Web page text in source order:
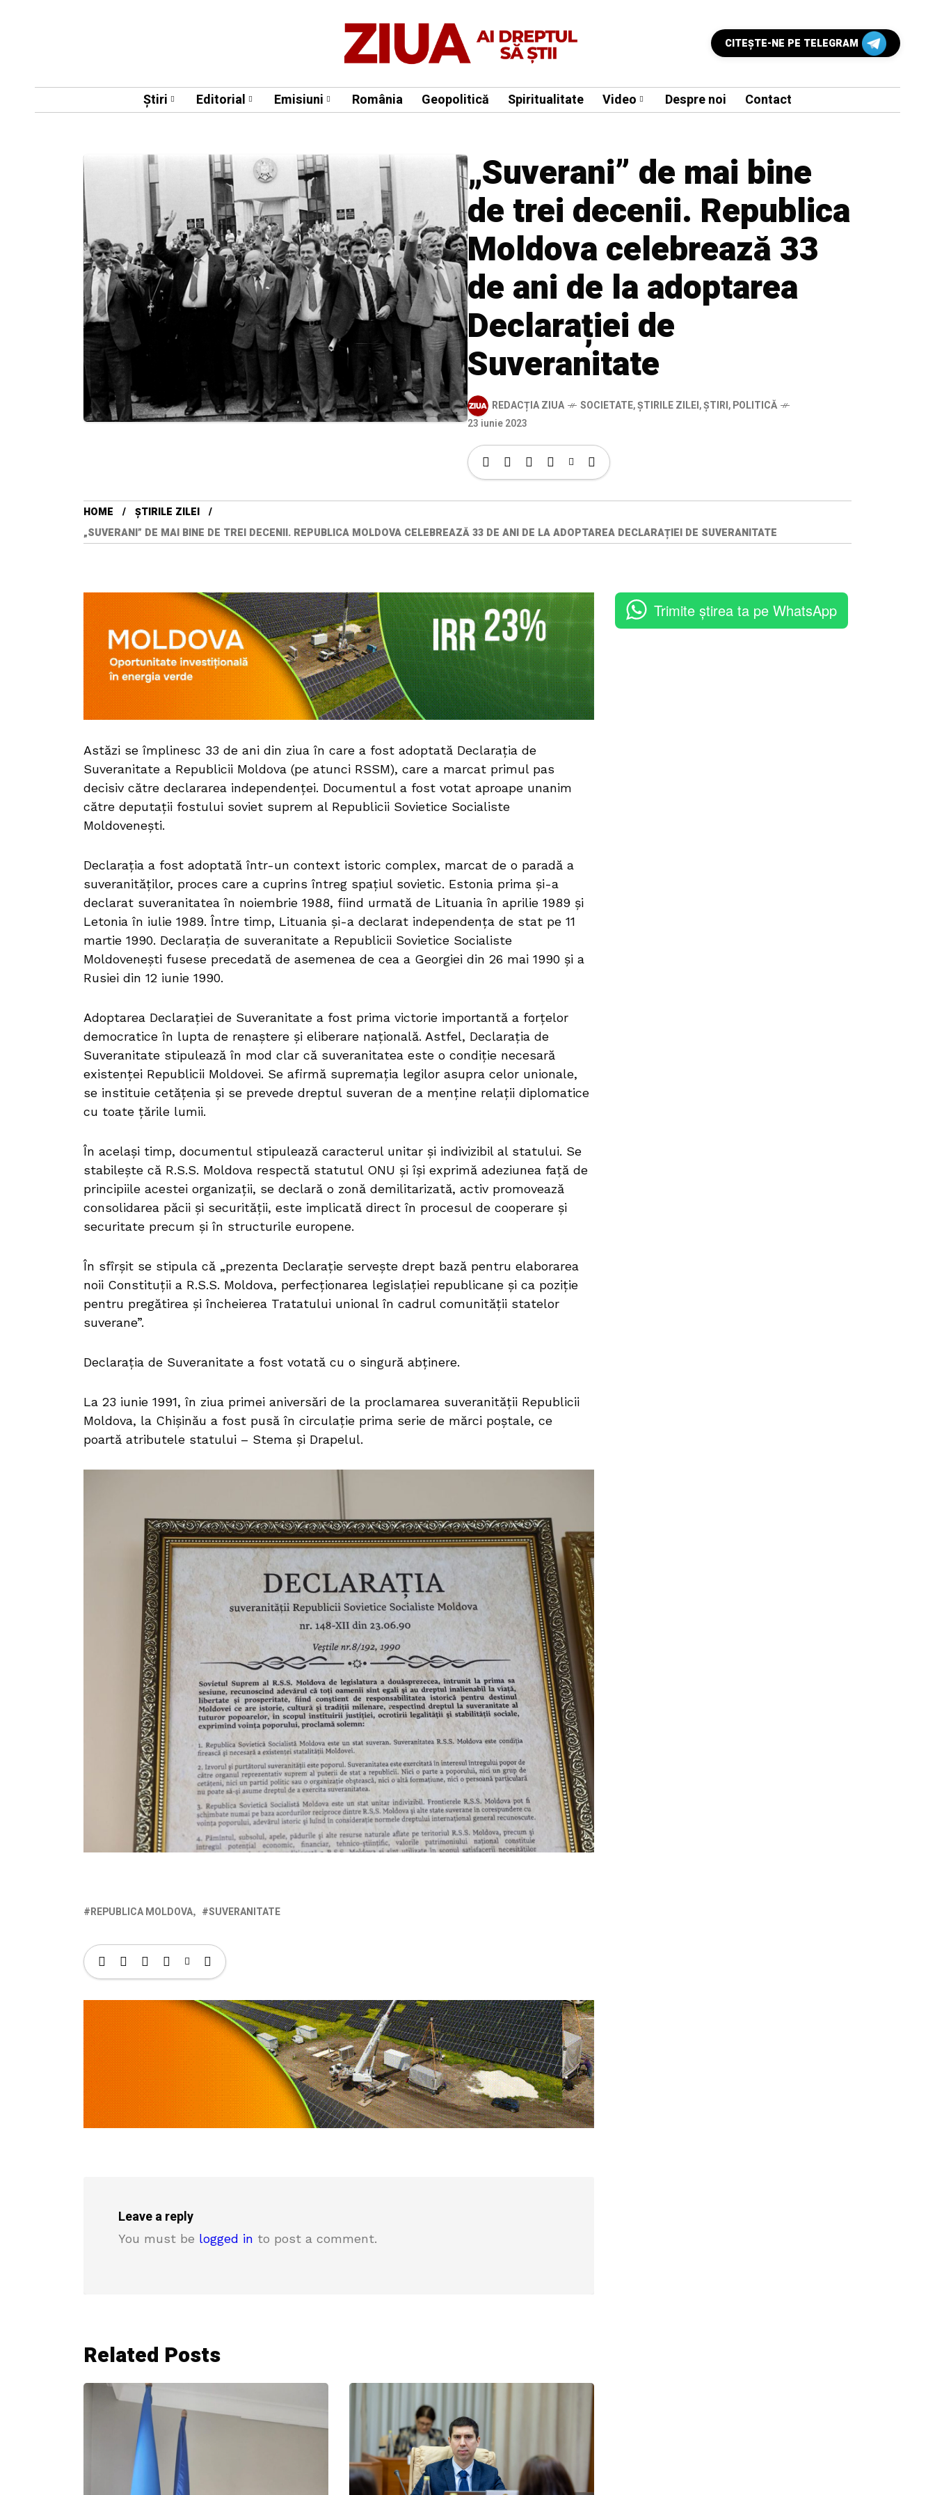
CITEŞTE-NE PE TELEGRAM
Știri Editorial Emisiuni România Geopolitică Spiritualitate Video Despre noi Contact
„Suverani” de mai bine
de trei decenii. Republica
Moldova celebrează 33
de ani de la adoptarea
Declarației de
Suveranitate
REDACȚIA ZIUA SOCIETATE,ȘTIRILE ZILEI,ȘTIRI,POLITICĂ
23 iunie 2023
HOME
ȘTIRILE ZILEI
„SUVERANI” DE MAI BINE DE TREI DECENII. REPUBLICA MOLDOVA CELEBREAZĂ 33 DE ANI DE LA ADOPTAREA DECLARAȚIEI DE SUVERANITATE
Astăzi se împlinesc 33 de ani din ziua în care a fost adoptată Declarația de
Suveranitate a Republicii Moldova (pe atunci RSSM), care a marcat primul pas
decisiv către declararea independenței. Documentul a fost votat aproape unanim
către deputaţii fostului soviet suprem al Republicii Sovietice Socialiste
Moldoveneşti.
Declarația a fost adoptată într-un context istoric complex, marcat de o paradă a
suveranităţilor, proces care a cuprins întreg spațiul sovietic. Estonia prima şi-a
declarat suveranitatea în noiembrie 1988, fiind urmată de Lituania în aprilie 1989 şi
Letonia în iulie 1989. Între timp, Lituania și-a declarat independenţa de stat pe 11
martie 1990. Declaraţia de suveranitate a Republicii Sovietice Socialiste
Moldoveneşti fusese precedată de asemenea de cea a Georgiei din 26 mai 1990 şi a
Rusiei din 12 iunie 1990.
Adoptarea Declaraţiei de Suveranitate a fost prima victorie importantă a forţelor
democratice în lupta de renaştere şi eliberare naţională. Astfel, Declaraţia de
Suveranitate stipulează în mod clar că suveranitatea este o condiție necesară
existenţei Republicii Moldovei. Se afirmă supremaţia legilor asupra celor unionale,
se instituie cetăţenia şi se prevede dreptul suveran de a menţine relaţii diplomatice
cu toate ţările lumii.
În acelaşi timp, documentul stipulează caracterul unitar şi indivizibil al statului. Se
stabilește că R.S.S. Moldova respectă statutul ONU şi îşi exprimă adeziunea faţă de
principiile acestei organizaţii, se declară o zonă demilitarizată, activ promovează
consolidarea păcii şi securităţii, este implicată direct în procesul de cooperare şi
securitate precum şi în structurile europene.
În sfîrşit se stipula că „prezenta Declaraţie serveşte drept bază pentru elaborarea
noii Constituţii a R.S.S. Moldova, perfecţionarea legislaţiei republicane şi ca poziţie
pentru pregătirea şi încheierea Tratatului unional în cadrul comunităţii statelor
suverane”.
Declaraţia de Suveranitate a fost votată cu o singură abţinere.
La 23 iunie 1991, în ziua primei aniversări de la proclamarea suveranităţii Republicii
Moldova, la Chişinău a fost pusă în circulaţie prima serie de mărci poştale, ce
poartă atributele statului – Stema şi Drapelul.
REPUBLICA MOLDOVA SUVERANITATE
Leave a reply
You must be logged in to post a comment.
Related Posts
Trimite știrea ta pe WhatsApp